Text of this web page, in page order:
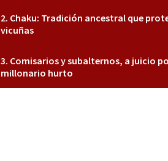
Chaku: Tradición ancestral que
vicuñas
Comisarios y subalternos, a juicio
millonario hurto